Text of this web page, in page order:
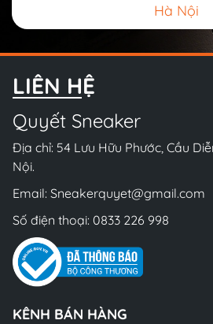
Hà Nội
LIÊN HỆ
Quyết Sneaker
Địa chỉ: 54 Lưu Hữu Phước, Cầu
Nội.
Email: Sneakerquyet@gmail.com
Số điện thoại: 0833 226 998
KÊNH BÁN HÀNG